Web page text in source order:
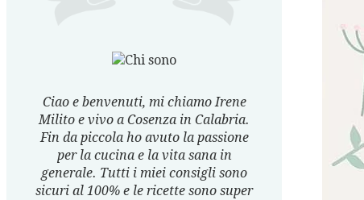
Ciao e benvenuti, mi chiamo Irene
Milito e vivo a Cosenza in Calabria.
Fin da piccola ho avuto la passione
per la cucina e la vita sana in
generale. Tutti i miei consigli sono
sicuri al 100% e le ricette sono super